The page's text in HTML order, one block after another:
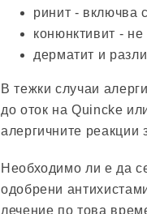
ринит - включва
конюнктивит -
дерматит и
В тежки случаи
до оток на Quincke
алергичните реакции
Необходимо ли е да
одобрени
лечение по това